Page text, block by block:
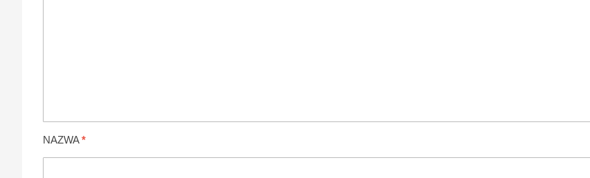
NAZWA*